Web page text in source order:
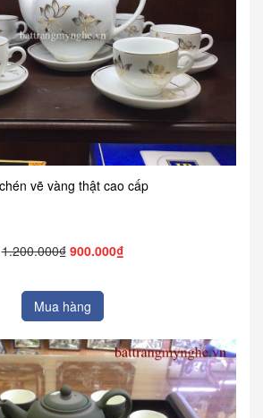
vẽ vàng thật cao cấp
1.200.000₫ 900.000₫
Mua hàng